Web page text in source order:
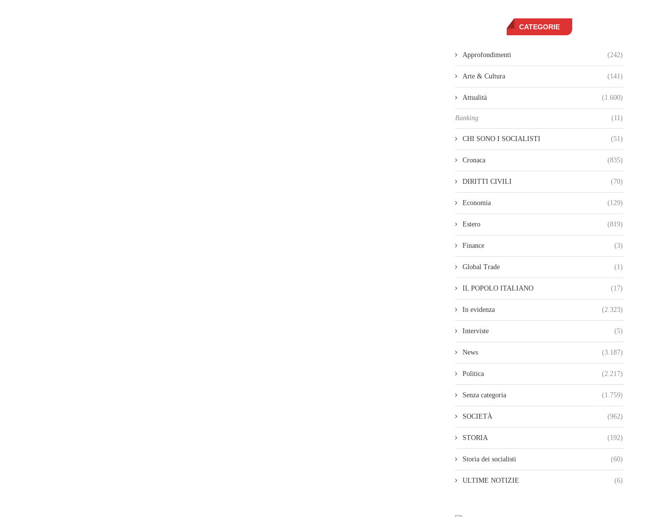
CATEGORIE
Approfondimenti (242)
Arte & Cultura (141)
Attualità (1.600)
Banking (11)
CHI SONO I SOCIALISTI (51)
Cronaca (835)
DIRITTI CIVILI (70)
Economia (129)
Estero (819)
Finance (3)
Global Trade (1)
IL POPOLO ITALIANO (17)
In evidenza (2.323)
Interviste (5)
News (3.187)
Politica (2.217)
Senza categoria (1.759)
SOCIETÀ (962)
STORIA (192)
Storia dei socialisti (60)
ULTIME NOTIZIE (6)